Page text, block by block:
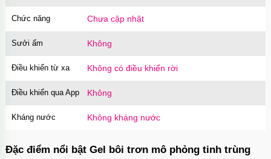
Chức năng Chưa cập nhật
Sưởi ấm Không
Điều khiển từ xa Không có điều khiển rời
Điều khiển qua App Không
Kháng nước Không kháng nước
Đặc điểm nổi bật Gel bôi trơn mô phỏng tinh trùng